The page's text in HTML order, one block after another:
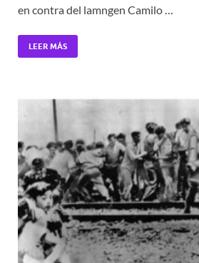
en contra del lamngen Camilo …
LEER MÁS